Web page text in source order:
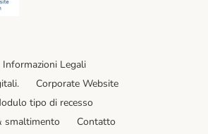
Informazioni Legali
Corporate Website
tipo di recesso
smaltimento
Contatto